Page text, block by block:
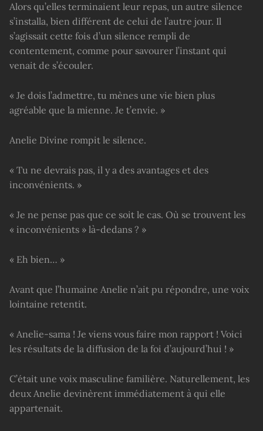
Alors qu’elles terminaient leur repas, un autre silence
s’installa, bien différent de celui de l’autre jour. Il
s’agissait cette fois d’un silence rempli de
contentement, comme pour savourer l’instant qui
venait de s’écouler.
« Je dois l’admettre, tu mènes une vie bien plus
agréable que la mienne. Je t’envie. »
Anelie Divine rompit le silence.
« Tu ne devrais pas, il y a des avantages et des
inconvénients. »
« Je ne pense pas que ce soit le cas. Où se trouvent les
« inconvénients » là-dedans ? »
« Eh bien… »
Avant que l’humaine Anelie n’ait pu répondre, une voix
lointaine retentit.
« Anelie-sama ! Je viens vous faire mon rapport ! Voici
les résultats de la diffusion de la foi d’aujourd’hui ! »
C’était une voix masculine familière. Naturellement, les
deux Anelie devinèrent immédiatement à qui elle
appartenait.